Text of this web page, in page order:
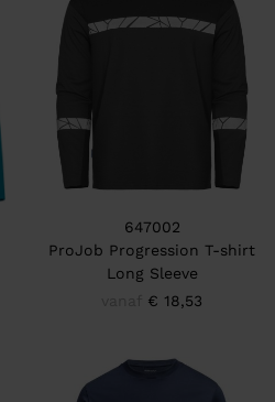
647002
ProJob Progression T-shirt
Long Sleeve
€ 18,53